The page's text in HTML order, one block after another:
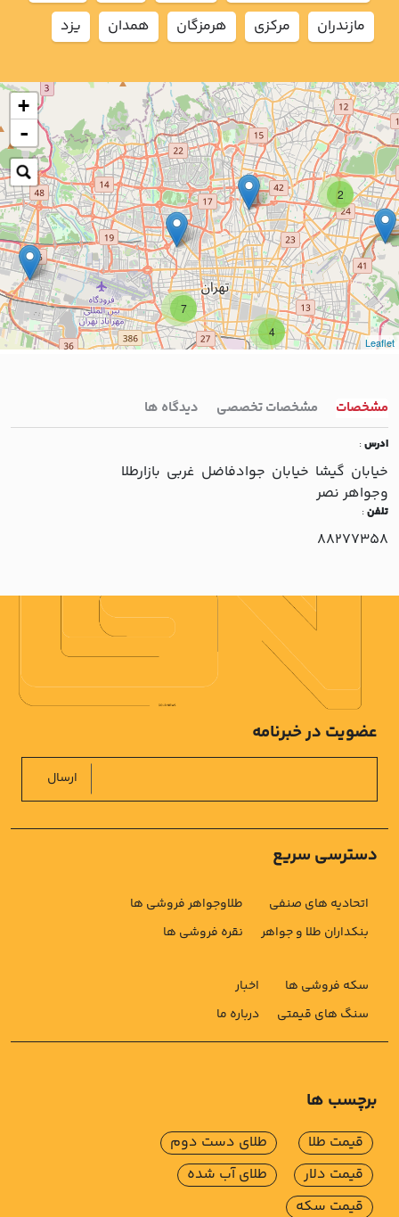
7
2
4
+
-
Leaflet
مازندران
مركزي هرمزگان همدان يزد
مشخصات مشخصات تخصصی دیدگاه ها
ادرس:
خيابان گيشا خيابان جوادفاضل غربي بازارطلا
وجواهر نصر
تلفن:
88277358
دسترسی سریع
اتحادیه های صنفی
بنکداران طلا و جواهر
طلاوجواهر فروشی ها
نقره فروشی ها
سکه فروشی ها
سنگ های قیمتی
اخبار
درباره ما
عضویت در خبرنامه
ارسال
برچسب ها
قیمت طلا
قیمت دلار
قیمت سکه
طلای دست دوم
طلای آب شده